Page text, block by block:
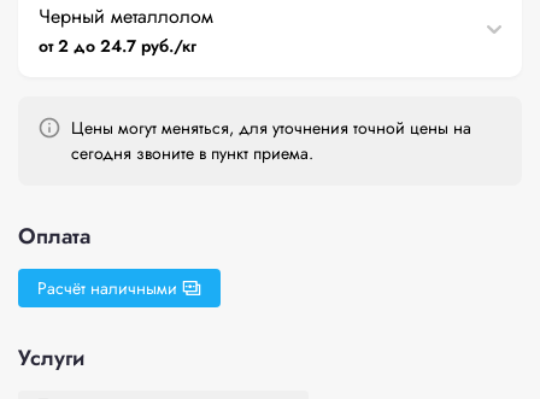
Черный металлолом
от 2 до 24.7 руб./кг
Цены могут меняться, для уточнения точной цены на
сегодня звоните в пункт приема.
Оплата
Расчёт наличными
Услуги